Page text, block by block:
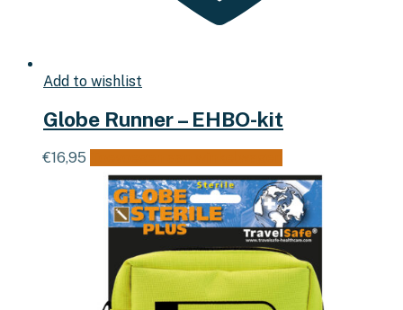
Add to wishlist
Globe Runner – EHBO-kit
€16,95